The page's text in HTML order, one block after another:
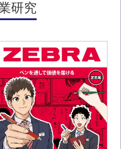
研究